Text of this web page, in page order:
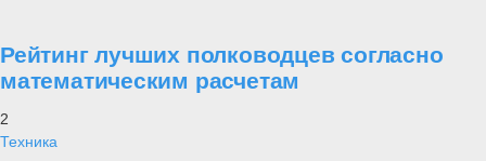
двигателями «второго этапа».
#Армия США